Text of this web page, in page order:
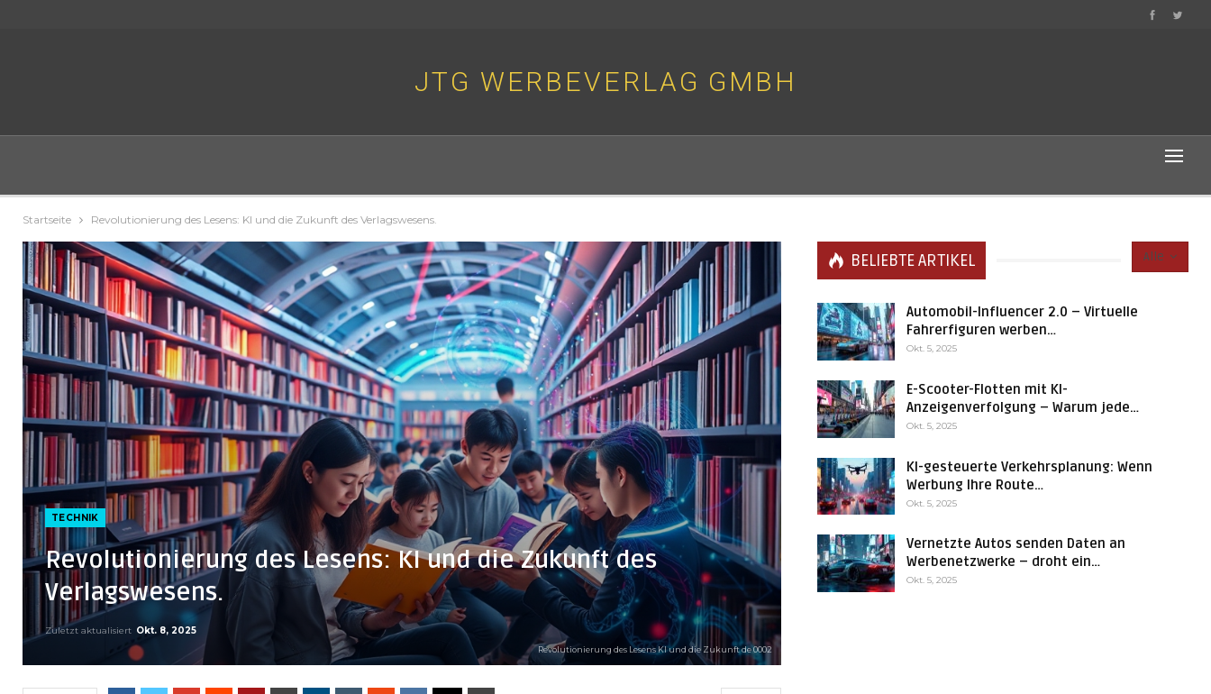
JTG WERBEVERLAG GMBH
Startseite Revolutionierung des Lesens: KI und die Zukunft des Verlagswesens.
TECHNIK
Revolutionierung des Lesens: KI und die Zukunft des
Verlagswesens.
Zuletzt aktualisiert Okt. 8, 2025
Revolutionierung des Lesens KI und die Zukunft de 0002
Alle
BELIEBTE ARTIKEL
Automobil-Influencer 2.0 – Virtuelle
Fahrerfiguren werben…
Okt. 5, 2025
E-Scooter-Flotten mit KI-
Anzeigenverfolgung – Warum jede…
Okt. 5, 2025
KI-gesteuerte Verkehrsplanung: Wenn
Werbung Ihre Route…
Okt. 5, 2025
Vernetzte Autos senden Daten an
Werbenetzwerke – droht ein…
Okt. 5, 2025